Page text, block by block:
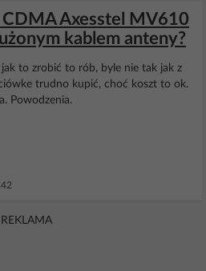
Axesstel MV610
kablem anteny?
jak to zrobić to rób, byle nie tak jak z
trudno kupić, choć koszt to ok.
Powodzenia.
REKLAMA